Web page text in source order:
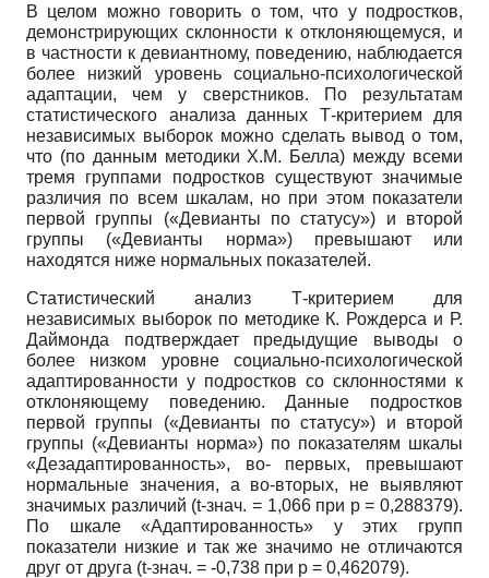
В целом можно говорить о том, что у подростков,
демонстрирующих склонности к отклоняющемуся, и
в частности к девиантному, поведению, наблюдается
более низкий уровень социально-психологической
адаптации, чем у сверстников. По результатам
статистического анализа данных T-критерием для
независимых выборок можно сделать вывод о том,
что (по данным методики Х.М. Белла) между всеми
тремя группами подростков существуют значимые
различия по всем шкалам, но при этом показатели
первой группы («Девианты по статусу») и второй
группы («Девианты норма») превышают или
находятся ниже нормальных показателей.
Статистический анализ T-критерием для
независимых выборок по методике К. Рождерса и Р.
Даймонда подтверждает предыдущие выводы о
более низком уровне социально-психологической
адаптированности у подростков со склонностями к
отклоняющему поведению. Данные подростков
первой группы («Девианты по статусу») и второй
группы («Девианты норма») по показателям шкалы
«Дезадаптированность», во- первых, превышают
нормальные значения, а во-вторых, не выявляют
значимых различий (t-знач. = 1,066 при p= 0,288379).
По шкале «Адаптированность» у этих групп
показатели низкие и так же значимо не отличаются
друг от друга (t-знач. = -0,738 при p = 0,462079).